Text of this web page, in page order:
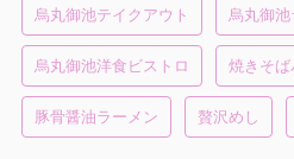
烏丸御池テイクアウト 烏丸御池
烏丸御池洋食ビストロ 焼きそば
豚骨醤油ラーメン 贅沢めし